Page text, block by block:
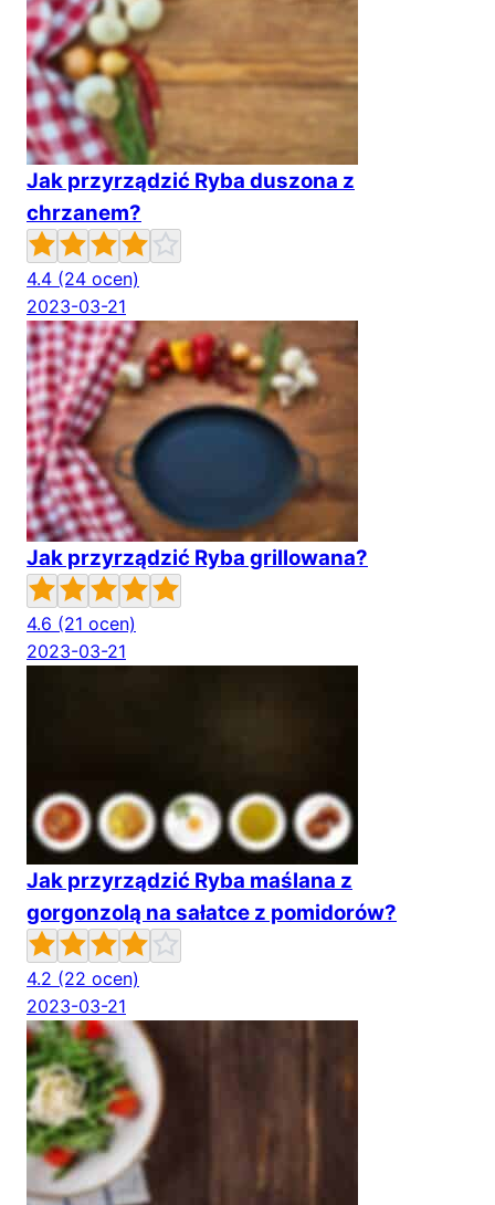
Jak przyrządzić Ryba duszona z
chrzanem?
4.4 (24 ocen)
2023-03-21
Jak przyrządzić Ryba grillowana?
4.6 (21 ocen)
2023-03-21
Jak przyrządzić Ryba maślana z
gorgonzolą na sałatce z pomidorów?
4.2 (22 ocen)
2023-03-21